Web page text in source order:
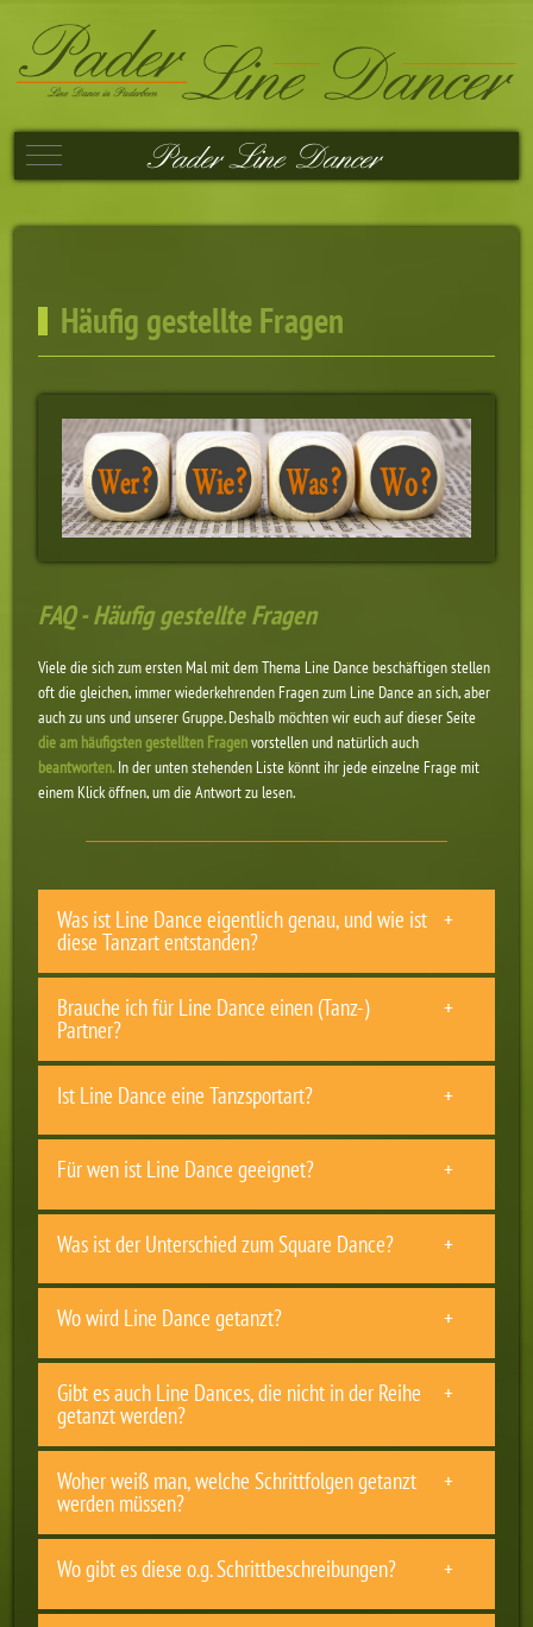
Mobile Menu Toggle
Häufig gestellte Fragen
FAQ - Häufig gestellte Fragen
Viele die sich zum ersten Mal mit dem Thema Line Dance beschäftigen stellen
oft die gleichen, immer wiederkehrenden Fragen zum Line Dance an sich, aber
auch zu uns und unserer Gruppe. Deshalb möchten wir euch auf dieser Seite
die am häufigsten gestellten Fragenvorstellen und natürlich auch
beantworten.In der unten stehenden Liste könnt ihr jede einzelne Frage mit
einem Klick öffnen, um die Antwort zu lesen.
Was ist Line Dance eigentlich genau, und wie ist
diese Tanzart entstanden?
Brauche ich für Line Dance einen (Tanz-)
Partner?
Ist Line Dance eine Tanzsportart?
Für wen ist Line Dance geeignet?
Was ist der Unterschied zum Square Dance?
Wo wird Line Dance getanzt?
Gibt es auch Line Dances, die nicht in der Reihe
getanzt werden?
Woher weiß man, welche Schrittfolgen getanzt
werden müssen?
Wo gibt es diese o.g. Schrittbeschreibungen?